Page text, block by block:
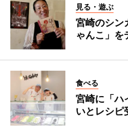
見る・遊ぶ
宮崎のシン
ゃんこ」を
食べる
宮崎に「
いとレシピ